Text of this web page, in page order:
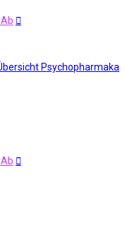
Psychopharmaka